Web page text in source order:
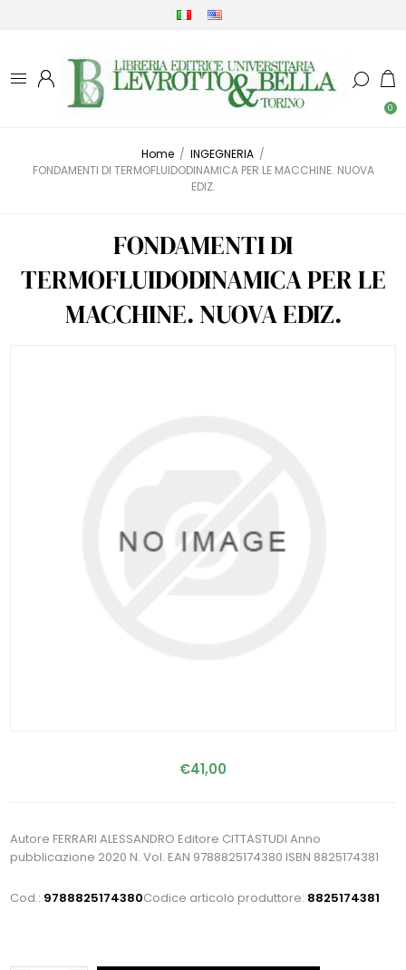
0
Home / INGEGNERIA /
FONDAMENTI DI TERMOFLUIDODINAMICA PER LE MACCHINE. NUOVA
EDIZ.
FONDAMENTI DI
TERMOFLUIDODINAMICA PER LE
MACCHINE. NUOVA EDIZ.
€41,00
Autore FERRARI ALESSANDRO Editore CITTASTUDI Anno
pubblicazione 2020 N. Vol. EAN 9788825174380 ISBN 8825174381
Cod.: 9788825174380Codice articolo produttore: 8825174381